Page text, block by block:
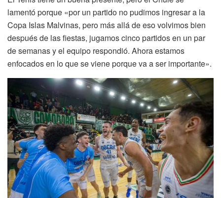
lamentó porque «por un partido no pudimos ingresar a la
Copa Islas Malvinas, pero más allá de eso volvimos bien
después de las fiestas, jugamos cinco partidos en un par
de semanas y el equipo respondió. Ahora estamos
enfocados en lo que se viene porque va a ser importante».